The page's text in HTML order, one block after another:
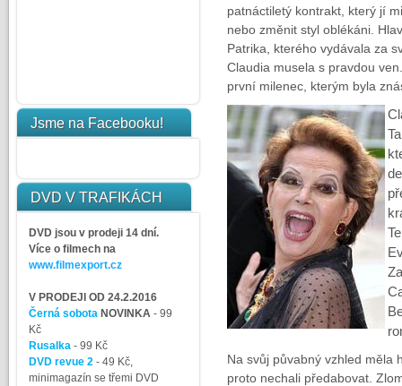
Jsme na Facebooku!
DVD V TRAFIKÁCH
DVD jsou v prodeji 14 dní.
Více o filmech na
www.filmexport.cz
V PRODEJI OD 24.2.2016
Černá sobotaNOVINKA - 99
Kč
Rusalka- 99 Kč
DVD revue 2- 49 Kč,
minimagazín se třemi DVD
patnáctiletý kontrakt, který jí
nebo změnit styl oblékáni.
Patrika, kterého vydávala za
Claudia musela s pravdou
první milenec, kterým byla
Na svůj půvabný vzhled měla
proto nechali předabovat.